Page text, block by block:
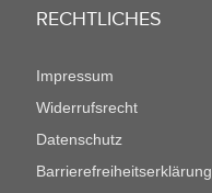
RECHTLICHES
Impressum
Widerrufsrecht
Datenschutz
Barrierefreiheitserklärung